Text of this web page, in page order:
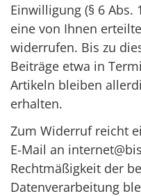
Einwilligung (§ 6 Abs.
eine von Ihnen
widerrufen. Bis zu
Beiträge etwa in
Artikeln bleiben
erhalten.
Zum Widerruf reicht
E-Mail an
Rechtmäßigkeit der
Datenverarbeitung